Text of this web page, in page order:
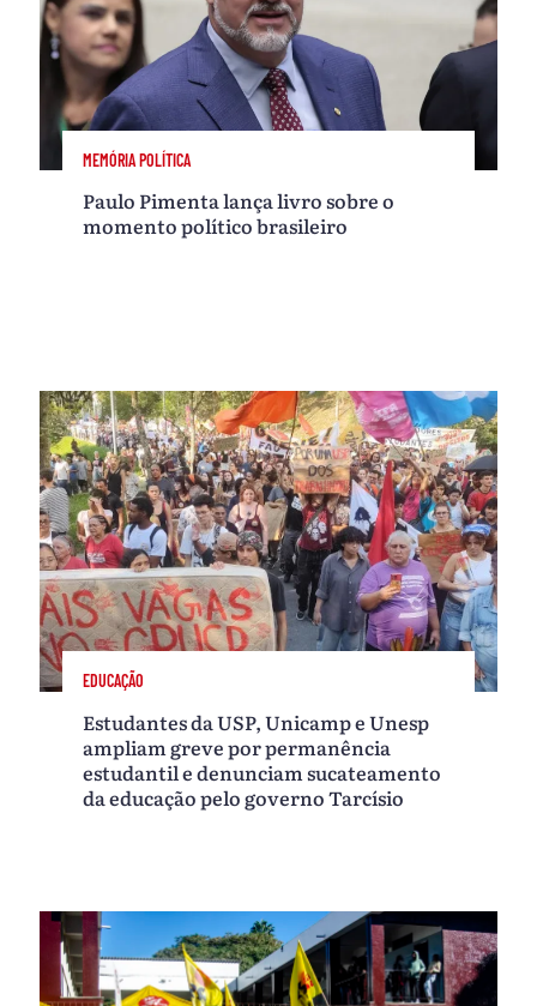
MEMÓRIA POLÍTICA
Paulo Pimenta lança livro sobre o
momento político brasileiro
EDUCAÇÃO
Estudantes da USP, Unicamp e Unesp
ampliam greve por permanência
estudantil e denunciam sucateamento
da educação pelo governo Tarcísio